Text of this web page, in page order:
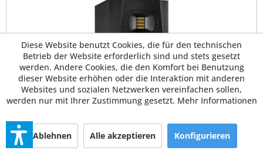
Tweeter: U-ART 1,9'' Accelerated Ribbon Tweeter mit HPS-
Waveguide, Woofer: 5'' Tieftöner (Polypropylen) und...
Diese Website benutzt Cookies, die für den technischen
Betrieb der Website erforderlich sind und stets gesetzt
werden. Andere Cookies, die den Komfort bei Benutzung
dieser Website erhöhen oder die Interaktion mit anderen
Websites und sozialen Netzwerken vereinfachen sollen,
werden nur mit Ihrer Zustimmung gesetzt. Mehr Informationen
Ablehnen Alle akzeptieren Konfigurieren